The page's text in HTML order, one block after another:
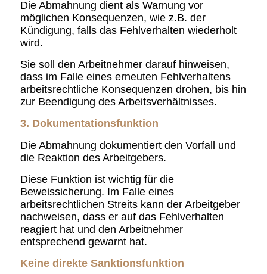
Die Abmahnung dient als Warnung vor
möglichen Konsequenzen, wie z.B. der
Kündigung, falls das Fehlverhalten wiederholt
wird.
Sie soll den Arbeitnehmer darauf hinweisen,
dass im Falle eines erneuten Fehlverhaltens
arbeitsrechtliche Konsequenzen drohen, bis hin
zur Beendigung des Arbeitsverhältnisses.
3. Dokumentationsfunktion
Die Abmahnung dokumentiert den Vorfall und
die Reaktion des Arbeitgebers.
Diese Funktion ist wichtig für die
Beweissicherung. Im Falle eines
arbeitsrechtlichen Streits kann der Arbeitgeber
nachweisen, dass er auf das Fehlverhalten
reagiert hat und den Arbeitnehmer
entsprechend gewarnt hat.
Keine direkte Sanktionsfunktion